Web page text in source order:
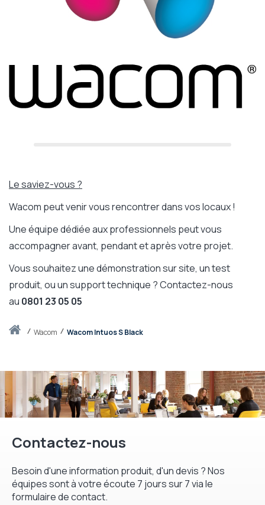
Accueilwacom Wacom Intuos S Black
Le saviez-vous ?
Wacom peut venir vous rencontrer dans vos locaux !
Une équipe dédiée aux professionnels peut vous
accompagner avant, pendant et après votre projet.
Vous souhaitez une démonstration sur site, un test
produit, ou un support technique ? Contactez-nous
au 0801 23 05 05
Contactez-nous
Besoin d'une information produit, d'un devis ? Nos
équipes sont à votre écoute 7 jours sur 7 via le
formulaire de contact.